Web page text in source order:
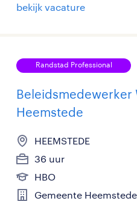
bekijk vacature
Randstad Professional
Beleidsmedewerker
Heemstede
HEEMSTEDE
36 uur
HBO
Gemeente Heemstede